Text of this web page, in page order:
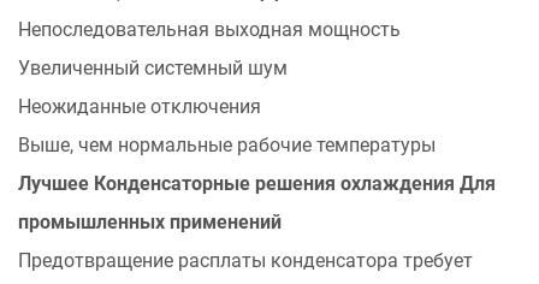
ключей
5.2
Пользовательские
решения
6
Непоследовательная выходная мощность
Увеличенный системный шум
Неожиданные отключения
Выше, чем нормальные рабочие температуры
Лучшее Конденсаторные решения охлаждения Для
промышленных применений
Предотвращение расплаты конденсатора требует